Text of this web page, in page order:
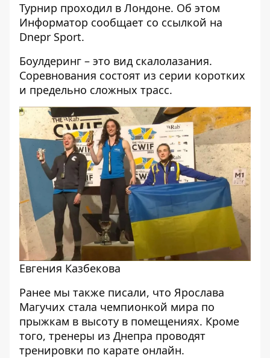
Турнир проходил в Лондоне. Об этом
Информатор сообщает со ссылкой на
Dnepr Sport.
Боулдеринг – это вид скалолазания.
Соревнования состоят из серии коротких
и предельно сложных трасс.
Евгения Казбекова
Ранее мы также писали, что Ярослава
Магучих стала чемпионкой мира по
прыжкам в высоту в помещениях. Кроме
того, тренеры из Днепра проводят
тренировки по карате онлайн.